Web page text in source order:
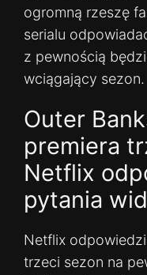
ogromną rzeszę
serialu
z pewnością
wciągający sezon.
Outer
premiera
Netflix
pytania
Netflix
trzeci sezon na